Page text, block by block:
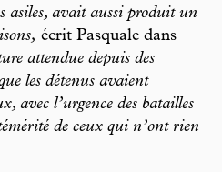
asiles, avait aussi produit un
écrit Pasquale dans
attendue depuis des
les détenus avaient
avec l’urgence des batailles
de ceux qui n’ont rien